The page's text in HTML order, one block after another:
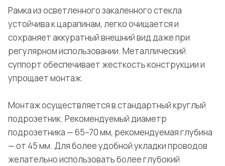
Рамка из осветленного закаленного стекла
устойчива к царапинам, легко очищается и
сохраняет аккуратный внешний вид даже при
регулярном использовании. Металлический
суппорт обеспечивает жесткость конструкции и
упрощает монтаж.
Монтаж осуществляется в стандартный круглый
подрозетник. Рекомендуемый диаметр
подрозетника — 65–70 мм, рекомендуемая глубина
— от 45 мм. Для более удобной укладки проводов
желательно использовать более глубокий